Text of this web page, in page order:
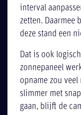
interval
zetten. Daarmee
deze stand een
Dat is ook
zonnepaneel
opname zou
slimmer met
gaan, blijft de